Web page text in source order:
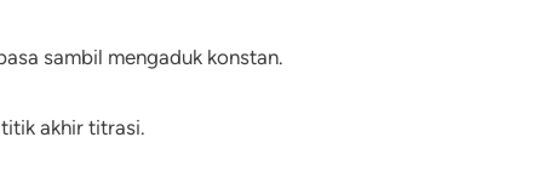
sambil mengaduk konstan.
akhir titrasi.